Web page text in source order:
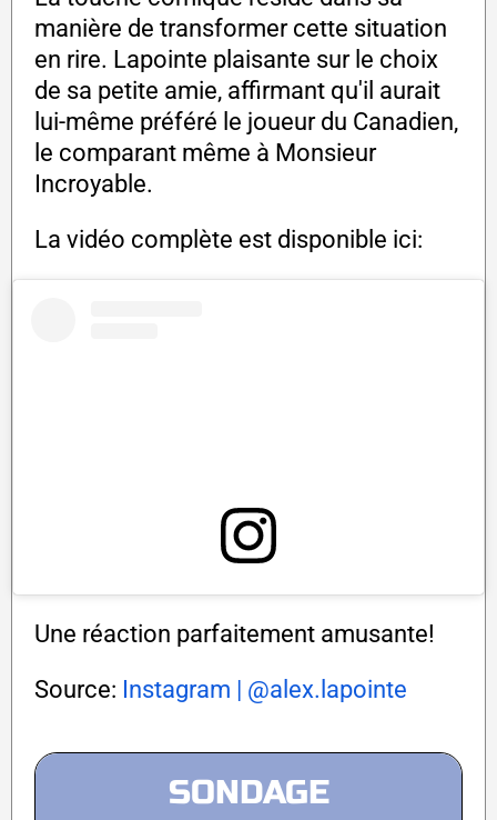
manière de transformer cette situation
en rire. Lapointe plaisante sur le choix
de sa petite amie, affirmant qu'il aurait
lui-même préféré le joueur du Canadien,
le comparant même à Monsieur
Incroyable.
La vidéo complète est disponible ici:
Une réaction parfaitement amusante!
Source: Instagram | @alex.lapointe
SONDAGE